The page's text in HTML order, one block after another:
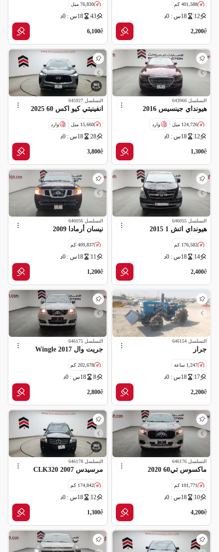
401,588 كم
12 18س : 0د
ê
2,200
76,830 ميل
43 18س : 0د
ê
6,100
التسلسل 643966
هيونداي جينسيس 2016
124,726 ميل وارد
12 18س : 0د
ê
1,300
التسلسل 645927
انفينيتي كيو اكس 60 2025
15,660 ميل وارد
28 18س : 0د
ê
3,800
التسلسل 646055
هيونداي اتش 1 2015
176,582 كم
14 18س : 0د
ê
2,400
التسلسل 646056
نيسان أرمادا 2009
409,837 كم
11 18س : 0د
ê
1,200
التسلسل 646154
جرار
1,247 ساعة
17 18س : 0د
ê
2,200
التسلسل 646175
جريت وال Wingle 2017
202,678 كم
8 18س : 0د
ê
2,800
التسلسل 646176
ماكسوس تي60 2020
101,771 كم
10 18س : 0د
ê
4,200
التسلسل 646178
مرسيدس CLK320 2007
174,842 كم
12 18س : 0د
ê
1,300